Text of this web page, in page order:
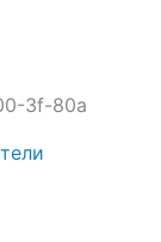
3f-80a